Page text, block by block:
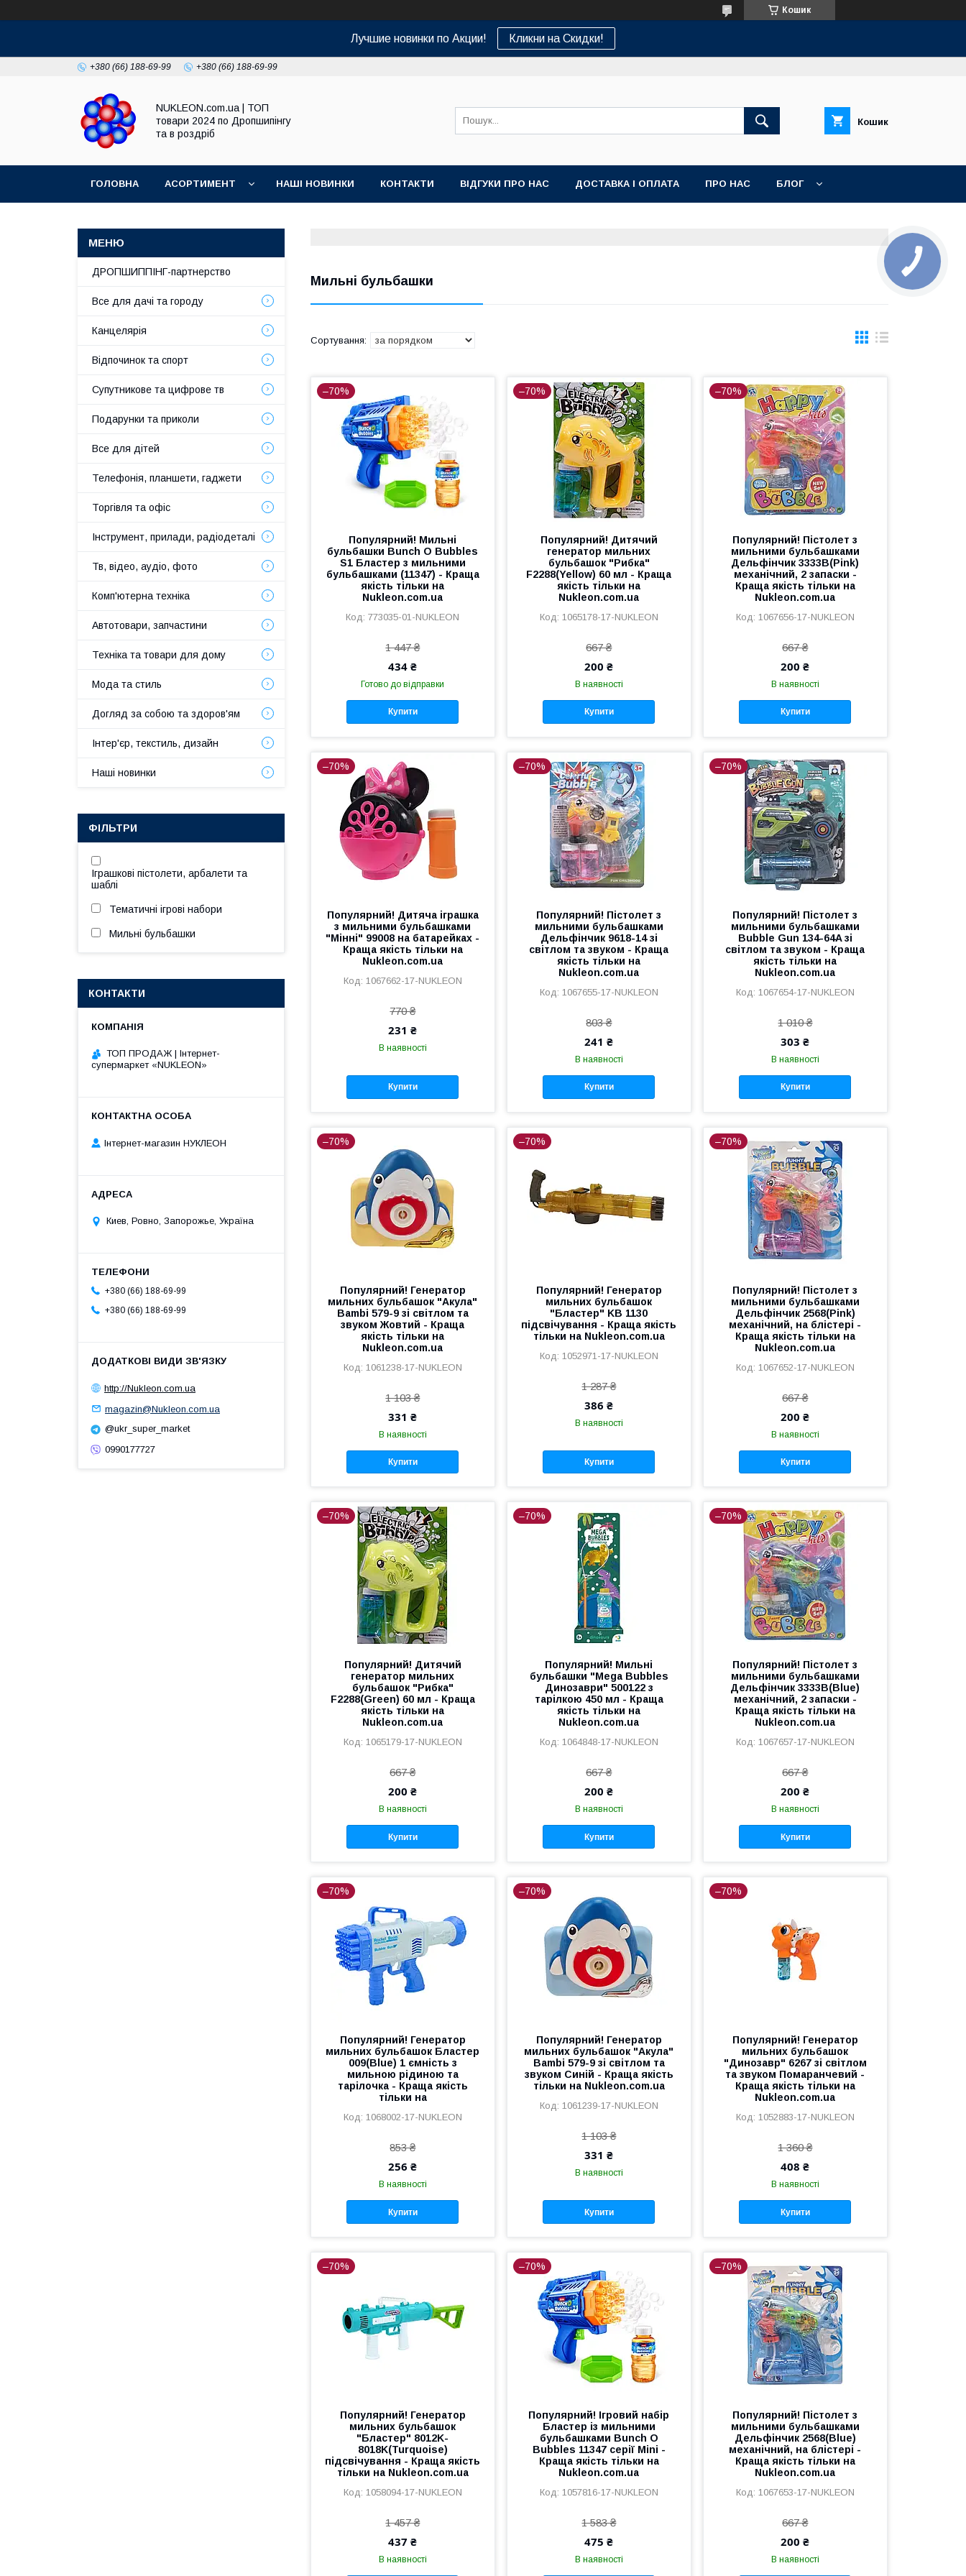
Кошик
Лучшие новинки по Акции! Кликни на Скидки!
+380 (66) 188-69-99 +380 (66) 188-69-99
NUKLEON.com.ua | ТОП
товари 2024 по Дропшипінгу
та в роздріб
Кошик
ГОЛОВНА АСОРТИМЕНТ НАШІ НОВИНКИ КОНТАКТИ ВІДГУКИ ПРО НАС ДОСТАВКА І ОПЛАТА ПРО НАС БЛОГ
Мильні бульбашки
–70%
Популярний! Мильні
бульбашки Bunch O Bubbles
S1 Бластер з мильними
бульбашками (11347) - Краща
якість тільки на
Nukleon.com.ua
773035-01-NUKLEON
1 447 ₴
434 ₴
Готово до відправки
Купити
–70%
Популярний! Дитячий
генератор мильних
бульбашок "Рибка"
F2288(Yellow) 60 мл - Краща
якість тільки на
Nukleon.com.ua
1065178-17-NUKLEON
667 ₴
200 ₴
В наявності
Купити
–70%
Популярний! Пістолет з
мильними бульбашками
Дельфінчик 3333B(Pink)
механічний, 2 запаски -
Краща якість тільки на
Nukleon.com.ua
1067656-17-NUKLEON
667 ₴
200 ₴
В наявності
Купити
–70%
Популярний! Дитяча іграшка
з мильними бульбашками
"Мінні" 99008 на батарейках -
Краща якість тільки на
Nukleon.com.ua
1067662-17-NUKLEON
770 ₴
231 ₴
В наявності
Купити
–70%
Популярний! Пістолет з
мильними бульбашками
Дельфінчик 9618-14 зі
світлом та звуком - Краща
якість тільки на
Nukleon.com.ua
1067655-17-NUKLEON
803 ₴
241 ₴
В наявності
Купити
–70%
Популярний! Пістолет з
мильними бульбашками
Bubble Gun 134-64A зі
світлом та звуком - Краща
якість тільки на
Nukleon.com.ua
1067654-17-NUKLEON
1 010 ₴
303 ₴
В наявності
Купити
–70%
Популярний! Генератор
мильних бульбашок "Акула"
Bambi 579-9 зі світлом та
звуком Жовтий - Краща
якість тільки на
Nukleon.com.ua
1061238-17-NUKLEON
1 103 ₴
331 ₴
В наявності
Купити
–70%
Популярний! Генератор
мильних бульбашок
"Бластер" KB 1130
підсвічування - Краща якість
тільки на Nukleon.com.ua
1052971-17-NUKLEON
1 287 ₴
386 ₴
В наявності
Купити
–70%
Популярний! Пістолет з
мильними бульбашками
Дельфінчик 2568(Pink)
механічний, на блістері -
Краща якість тільки на
Nukleon.com.ua
1067652-17-NUKLEON
667 ₴
200 ₴
В наявності
Купити
–70%
Популярний! Дитячий
генератор мильних
бульбашок "Рибка"
F2288(Green) 60 мл - Краща
якість тільки на
Nukleon.com.ua
1065179-17-NUKLEON
667 ₴
200 ₴
В наявності
Купити
–70%
Популярний! Мильні
бульбашки "Mega Bubbles
Динозаври" 500122 з
тарілкою 450 мл - Краща
якість тільки на
Nukleon.com.ua
1064848-17-NUKLEON
667 ₴
200 ₴
В наявності
Купити
–70%
Популярний! Пістолет з
мильними бульбашками
Дельфінчик 3333B(Blue)
механічний, 2 запаски -
Краща якість тільки на
Nukleon.com.ua
1067657-17-NUKLEON
667 ₴
200 ₴
В наявності
Купити
–70%
Популярний! Генератор
мильних бульбашок Бластер
009(Blue) 1 ємність з
мильною рідиною та
тарілочка - Краща якість
тільки на
1068002-17-NUKLEON
853 ₴
256 ₴
В наявності
Купити
–70%
Популярний! Генератор
мильних бульбашок "Акула"
Bambi 579-9 зі світлом та
звуком Синій - Краща якість
тільки на Nukleon.com.ua
1061239-17-NUKLEON
1 103 ₴
331 ₴
В наявності
Купити
–70%
Популярний! Генератор
мильних бульбашок
"Динозавр" 6267 зі світлом
та звуком Помаранчевий -
Краща якість тільки на
Nukleon.com.ua
1052883-17-NUKLEON
1 360 ₴
408 ₴
В наявності
Купити
–70%
Популярний! Генератор
мильних бульбашок
"Бластер" 8012K-
8018K(Turquoise)
підсвічування - Краща якість
тільки на Nukleon.com.ua
1058094-17-NUKLEON
1 457 ₴
437 ₴
В наявності
–70%
Популярний! Ігровий набір
Бластер із мильними
бульбашками Bunch O
Bubbles 11347 серії Mini -
Краща якість тільки на
Nukleon.com.ua
1057816-17-NUKLEON
1 583 ₴
475 ₴
В наявності
–70%
Популярний! Пістолет з
мильними бульбашками
Дельфінчик 2568(Blue)
механічний, на блістері -
Краща якість тільки на
Nukleon.com.ua
1067653-17-NUKLEON
667 ₴
200 ₴
В наявності
ДРОПШИППІНГ-партнерство
Все для дачі та городу
Канцелярія
Відпочинок та спорт
Супутникове та цифрове тв
Подарунки та приколи
Все для дітей
Телефонія, планшети, гаджети
Торгівля та офіс
Інструмент, прилади, радіодеталі
Тв, відео, аудіо, фото
Комп'ютерна техніка
Автотовари, запчастини
Техніка та товари для дому
Мода та стиль
Догляд за собою та здоров'ям
Інтер'єр, текстиль, дизайн
Наші новинки
ФІЛЬТРИ
Іграшкові пістолети, арбалети та
шаблі
Тематичні ігрові набори
Мильні бульбашки
КОНТАКТИ
ТОП ПРОДАЖ | Інтернет-
супермаркет «NUKLEON»
Інтернет-магазин НУКЛЕОН
Киев, Ровно, Запорожье, Україна
+380 (66) 188-69-99
+380 (66) 188-69-99
http://Nukleon.com.ua
magazin@Nukleon.com.ua
@ukr_super_market
0990177727